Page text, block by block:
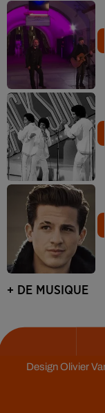
+ DE MUSIQUE
DesignOlivier